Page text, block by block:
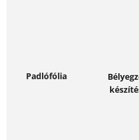
Padlófólia